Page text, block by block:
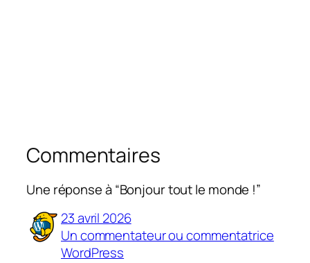
Commentaires
Une réponse à “Bonjour tout le monde !”
23 avril 2026
Un commentateur ou commentatrice
WordPress